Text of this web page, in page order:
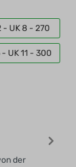
- UK 8 - 270
UK 11 - 300
der